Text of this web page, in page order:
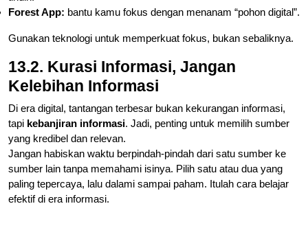
Forest App: bantu kamu fokus dengan menanam “pohon digital”.
Gunakan teknologi untuk memperkuat fokus, bukan sebaliknya.
13.2. Kurasi Informasi, Jangan
Kelebihan Informasi
Di era digital, tantangan terbesar bukan kekurangan informasi,
tapi kebanjiran informasi. Jadi, penting untuk memilih sumber
yang kredibel dan relevan.
Jangan habiskan waktu berpindah-pindah dari satu sumber ke
sumber lain tanpa memahami isinya. Pilih satu atau dua yang
paling tepercaya, lalu dalami sampai paham. Itulah cara belajar
efektif di era informasi.